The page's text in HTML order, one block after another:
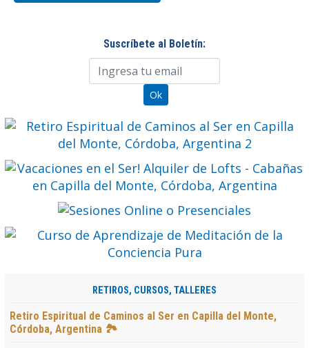
Suscríbete al Boletín:
RETIROS, CURSOS, TALLERES
Retiro Espiritual de Caminos al Ser en Capilla del Monte,
Córdoba, Argentina 🏞️